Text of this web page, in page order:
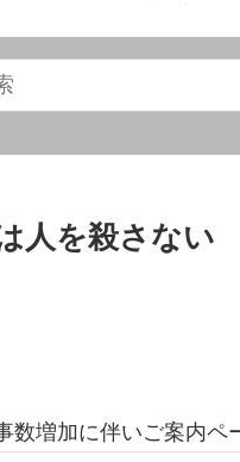
人を殺さない
数増加に伴いご案内ペ